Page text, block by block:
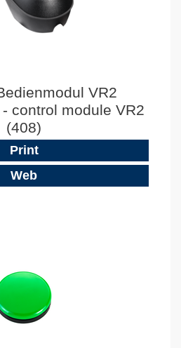
VR2
control module VR2
(408)
Print
Web